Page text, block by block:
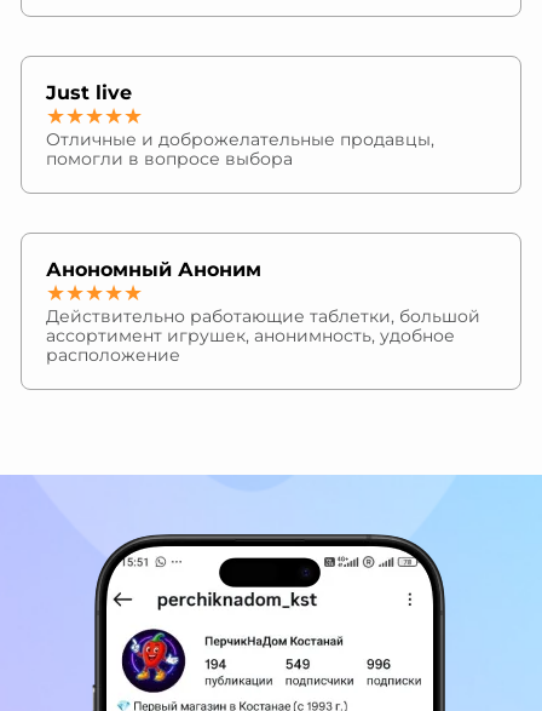
Just live
★★★★★
Отличные и доброжелательные продавцы,
помогли в вопросе выбора
Анономный Аноним
★★★★★
Действительно работающие таблетки, большой
ассортимент игрушек, анонимность, удобное
расположение